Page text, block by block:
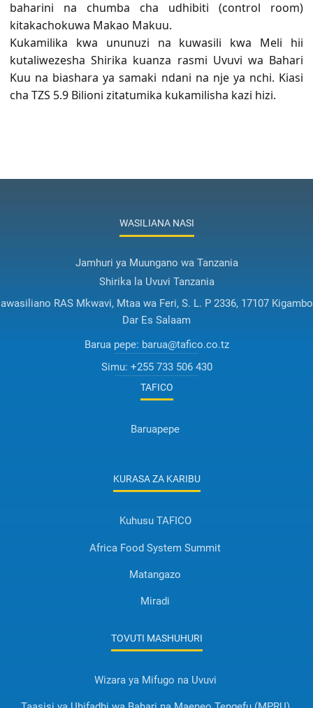
baharini na chumba cha udhibiti (control room)
kitakachokuwa Makao Makuu.
Kukamilika kwa ununuzi na kuwasili kwa Meli hii
kutaliwezesha Shirika kuanza rasmi Uvuvi wa Bahari
Kuu na biashara ya samaki ndani na nje ya nchi. Kiasi
cha TZS 5.9 Bilioni zitatumika kukamilisha kazi hizi.
WASILIANA NASI
Jamhuri ya Muungano wa Tanzania
Shirika la Uvuvi Tanzania
RAS Mkwavi, Mtaa wa Feri, S. L. P 2336, 17107
Dar Es Salaam
Barua pepe: barua@tafico.co.tz
Simu: +255 733 506 430
TAFICO
Baruapepe
KURASA ZA KARIBU
Kuhusu TAFICO
Africa Food System Summit
Matangazo
Miradi
TOVUTI MASHUHURI
Wizara ya Mifugo na Uvuvi